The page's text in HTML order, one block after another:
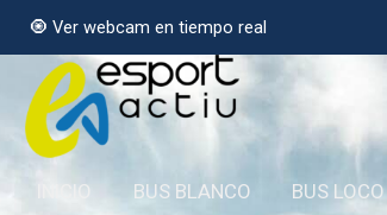
🧿 Ver webcam en tiempo real
INICIO BUS BLANCO BUS LOCO